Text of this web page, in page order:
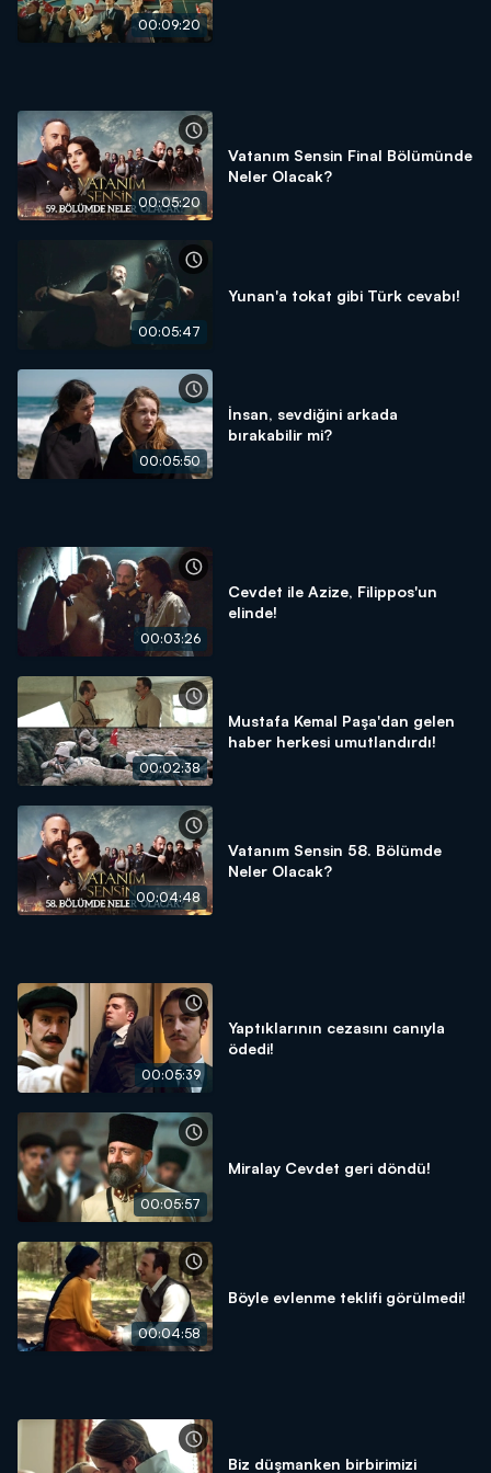
00:09:20
00:05:20
Vatanım Sensin Final Bölümünde
Neler Olacak?
00:05:47
Yunan'a tokat gibi Türk cevabı!
00:05:50
İnsan, sevdiğini arkada
bırakabilir mi?
00:03:26
Cevdet ile Azize, Filippos'un
elinde!
00:02:38
Mustafa Kemal Paşa'dan gelen
haber herkesi umutlandırdı!
00:04:48
Vatanım Sensin 58. Bölümde
Neler Olacak?
00:05:39
Yaptıklarının cezasını canıyla
ödedi!
00:05:57
Miralay Cevdet geri döndü!
00:04:58
Böyle evlenme teklifi görülmedi!
Biz düşmanken birbirimizi